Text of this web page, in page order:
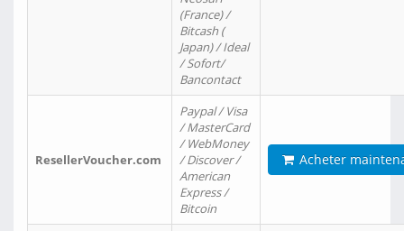
(France) /
Bitcash (
Japan) / Ideal
/ Sofort/
Bancontact
ResellerVoucher.com
Paypal / Visa
/ MasterCard
/ WebMoney
/ Discover /
American
Express /
Bitcoin
Acheter